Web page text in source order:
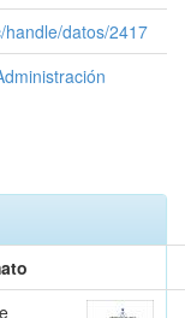
handle/datos/2417